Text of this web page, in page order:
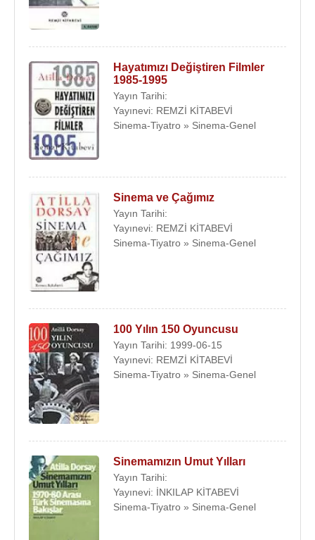
Hayatımızı Değiştiren Filmler
1985-1995
Yayın Tarihi:
Yayınevi: REMZİ KİTABEVİ
Sinema-Tiyatro » Sinema-Genel
Sinema ve Çağımız
Yayın Tarihi:
Yayınevi: REMZİ KİTABEVİ
Sinema-Tiyatro » Sinema-Genel
100 Yılın 150 Oyuncusu
Yayın Tarihi: 1999-06-15
Yayınevi: REMZİ KİTABEVİ
Sinema-Tiyatro » Sinema-Genel
Sinemamızın Umut Yılları
Yayın Tarihi:
Yayınevi: İNKILAP KİTABEVİ
Sinema-Tiyatro » Sinema-Genel